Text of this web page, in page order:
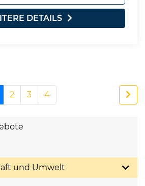
DETAILS
2 3 4
und Umwelt